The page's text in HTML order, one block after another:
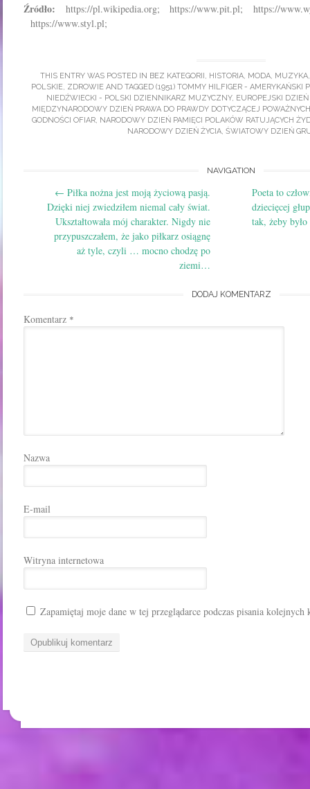
Źródło:
https://pl.wikipedia.org; https://www.pit.pl; https://
https://www.styl.pl;
THIS ENTRY WAS POSTED IN BEZ KATEGORII, HISTORIA, MODA, MUZYKA
POLSKIE, ZDROWIE AND TAGGED (1951) TOMMY HILFIGER - AMERYKAŃSKI
NIEDŹWIECKI - POLSKI DZIENNIKARZ MUZYCZNY, EUROPEJSKI
MIĘDZYNARODOWY DZIEŃ PRAWA DO PRAWDY DOTYCZĄCEJ
GODNOŚCI OFIAR, NARODOWY DZIEŃ PAMIĘCI POLAKÓW RATUJĄCYCH
NARODOWY DZIEŃ ŻYCIA, ŚWIATOWY DZIEŃ
navigation
NAVIGATION
← Piłka nożna jest moją życiową pasją.
Dzięki niej zwiedziłem niemal cały świat.
Ukształtowała mój charakter. Nigdy nie
przypuszczałem, że jako piłkarz osiągnę
aż tyle, czyli … mocno chodzę po
ziemi…
Poeta to
dziecięcej
tak, żeby
DODAJ KOMENTARZ
Komentarz *
Nazwa
E-mail
Witryna internetowa
Zapamiętaj moje dane w tej przeglądarce podczas pisania kolejnych